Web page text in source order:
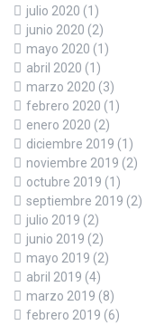
julio 2020 (1)
junio 2020 (2)
mayo 2020 (1)
abril 2020 (1)
marzo 2020 (3)
febrero 2020 (1)
enero 2020 (2)
diciembre 2019 (1)
noviembre 2019 (2)
octubre 2019 (1)
septiembre 2019 (2)
julio 2019 (2)
junio 2019 (2)
mayo 2019 (2)
abril 2019 (4)
marzo 2019 (8)
febrero 2019 (6)